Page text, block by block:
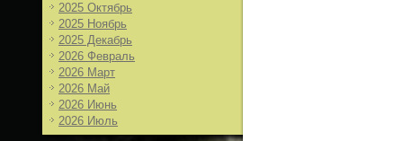
2025 Октябрь
2025 Ноябрь
2025 Декабрь
2026 Февраль
2026 Март
2026 Май
2026 Июнь
2026 Июль